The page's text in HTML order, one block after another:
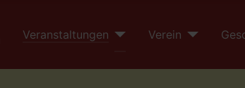
Veranstaltungen Verein